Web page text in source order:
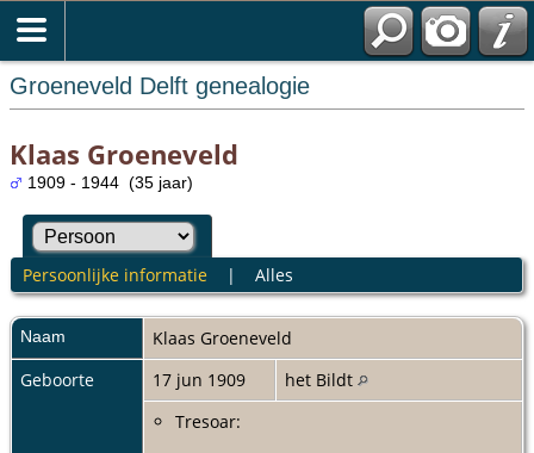
Groeneveld Delft genealogie
Klaas Groeneveld
1909 - 1944 (35 jaar)
Persoonlijke informatie| Alles
Naam Klaas Groeneveld
Geboorte
17 jun 1909
het Bildt
Tresoar: